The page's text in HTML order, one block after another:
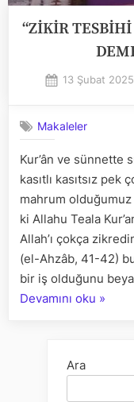
“ZİKİR
Posted
13 Şubat 2025
Makaleler
Kur’ân ve sünnette
kasıtlı kasıtsız
mahrum
ki Allahu Teala
Allah’ı çokça
(el-Ahzâb, 41-42)
bir iş olduğunu
Devamını oku ““ZİKİR
»
Ara